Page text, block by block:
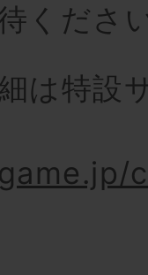
くださ
は特設